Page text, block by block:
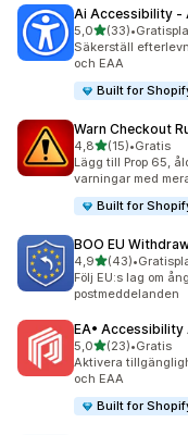
Ai Accessibility ‑
5,0av 5 stjärnor
(33)
33 recensioner
•
Säkerställ
och EAA
Built for
Warn Checkout
4,8av 5 stjärnor
(15)
15 recensioner totalt
•Gratis
Lägg till Prop 65,
varningar med
Built for
BOO EU
4,9av 5 stjärnor
(43)
43 recensioner
•
Följ EU:s lag om
postmeddelanden
EA• Accessibility
5,0av 5 stjärnor
(23)
23 recensioner totalt
•Gratis
Aktivera
och EAA
Built for